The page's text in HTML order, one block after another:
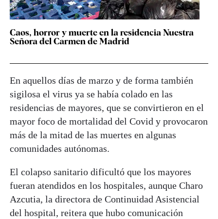
Caos, horror y muerte en la residencia Nuestra
Señora del Carmen de Madrid
En aquellos días de marzo y de forma también
sigilosa el virus ya se había colado en las
residencias de mayores, que se convirtieron en el
mayor foco de mortalidad del Covid y provocaron
más de la mitad de las muertes en algunas
comunidades autónomas.
El colapso sanitario dificultó que los mayores
fueran atendidos en los hospitales, aunque Charo
Azcutia, la directora de Continuidad Asistencial
del hospital, reitera que hubo comunicación